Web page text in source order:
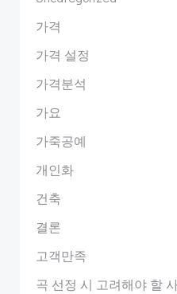
가격
가격 설정
가격분석
가요
가죽공예
개인화
건축
결론
고객만족
곡 선정 시 고려해야 할